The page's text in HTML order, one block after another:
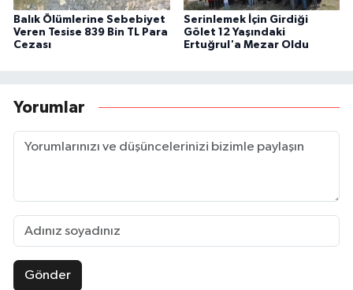
Balık Ölümlerine Sebebiyet
Veren Tesise 839 Bin TL Para
Cezası
Serinlemek İçin Girdiği
Gölet 12 Yaşındaki
Ertuğrul'a Mezar Oldu
Yorumlar
Gönder